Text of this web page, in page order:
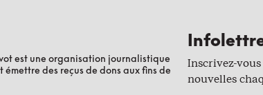
est une organisation journalistique
émettre des reçus de dons aux fins de
Inscrivez-
nouvelles